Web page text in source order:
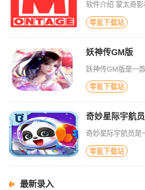
零氪下载站
妖神传GM版
零氪下载站
奇妙星际宇航员
零氪下载站
最新录入